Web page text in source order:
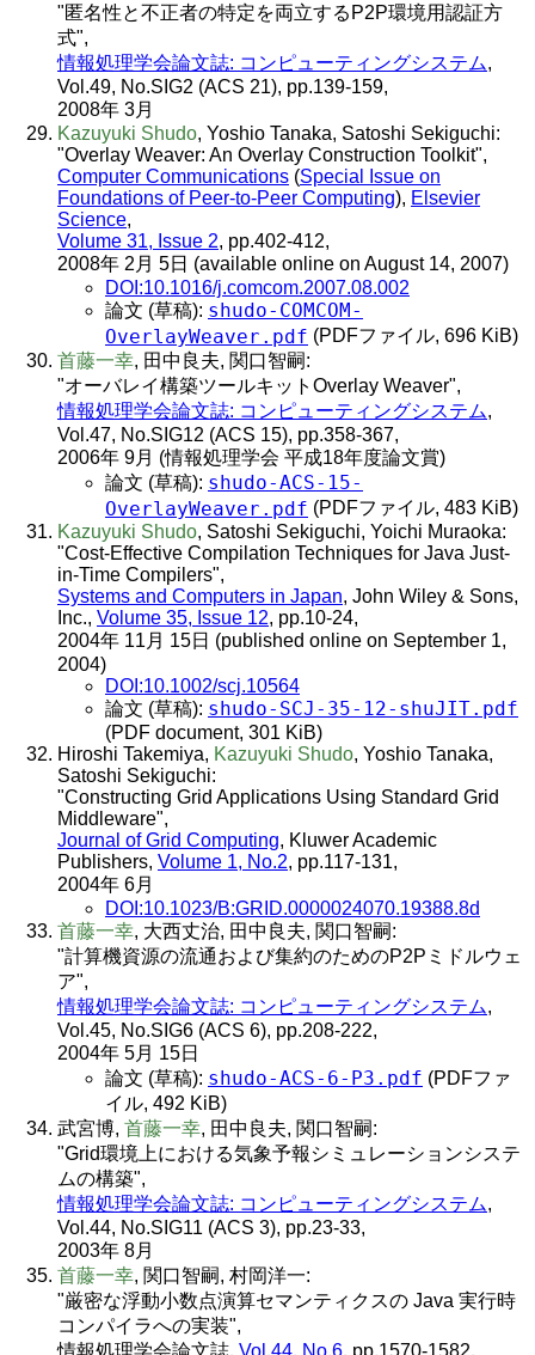
"匿名性と不正者の特定を両立するP2P環境用認証方
式",
情報処理学会論文誌: コンピューティングシステム,
Vol.49, No.SIG2 (ACS 21), pp.139-159,
2008年 3月
Kazuyuki Shudo, Yoshio Tanaka, Satoshi Sekiguchi:
"Overlay Weaver: An Overlay Construction Toolkit",
Computer Communications (Special Issue on
Foundations of Peer-to-Peer Computing), Elsevier
Science,
Volume 31, Issue 2, pp.402-412,
2008年 2月 5日 (available online on August 14, 2007)
DOI:10.1016/j.comcom.2007.08.002
論文 (草稿): shudo-COMCOM-
OverlayWeaver.pdf (PDFファイル, 696 KiB)
首藤一幸, 田中良夫, 関口智嗣:
"オーバレイ構築ツールキットOverlay Weaver",
情報処理学会論文誌: コンピューティングシステム,
Vol.47, No.SIG12 (ACS 15), pp.358-367,
2006年 9月 (情報処理学会 平成18年度論文賞)
論文 (草稿): shudo-ACS-15-
OverlayWeaver.pdf (PDFファイル, 483 KiB)
Kazuyuki Shudo, Satoshi Sekiguchi, Yoichi Muraoka:
"Cost-Effective Compilation Techniques for Java Just-
in-Time Compilers",
Systems and Computers in Japan, John Wiley & Sons,
Inc., Volume 35, Issue 12, pp.10-24,
2004年 11月 15日 (published online on September 1,
2004)
DOI:10.1002/scj.10564
論文 (草稿): shudo-SCJ-35-12-shuJIT.pdf
(PDF document, 301 KiB)
Hiroshi Takemiya, Kazuyuki Shudo, Yoshio Tanaka,
Satoshi Sekiguchi:
"Constructing Grid Applications Using Standard Grid
Middleware",
Journal of Grid Computing, Kluwer Academic
Publishers, Volume 1, No.2, pp.117-131,
2004年 6月
DOI:10.1023/B:GRID.0000024070.19388.8d
首藤一幸, 大西丈治, 田中良夫, 関口智嗣:
"計算機資源の流通および集約のためのP2Pミドルウェ
ア",
情報処理学会論文誌: コンピューティングシステム,
Vol.45, No.SIG6 (ACS 6), pp.208-222,
2004年 5月 15日
論文 (草稿): shudo-ACS-6-P3.pdf (PDFファ
イル, 492 KiB)
武宮博, 首藤一幸, 田中良夫, 関口智嗣:
"Grid環境上における気象予報シミュレーションシステ
ムの構築",
情報処理学会論文誌: コンピューティングシステム,
Vol.44, No.SIG11 (ACS 3), pp.23-33,
2003年 8月
首藤一幸, 関口智嗣, 村岡洋一:
"厳密な浮動小数点演算セマンティクスの Java 実行時
コンパイラへの実装",
情報処理学会論文誌, Vol.44, No.6, pp.1570-1582,